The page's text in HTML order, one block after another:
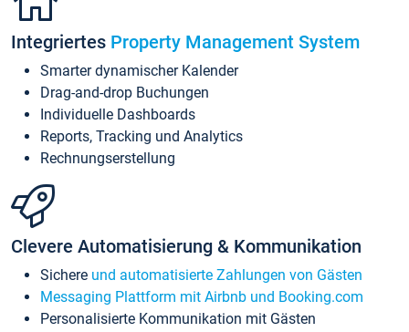
Integriertes Property Management System
Smarter dynamischer Kalender
Drag-and-drop Buchungen
Individuelle Dashboards
Reports, Tracking und Analytics
Rechnungserstellung
Clevere Automatisierung & Kommunikation
Sichere und automatisierte Zahlungen von Gästen
Messaging Plattform mit Airbnb und Booking.com
Personalisierte Kommunikation mit Gästen